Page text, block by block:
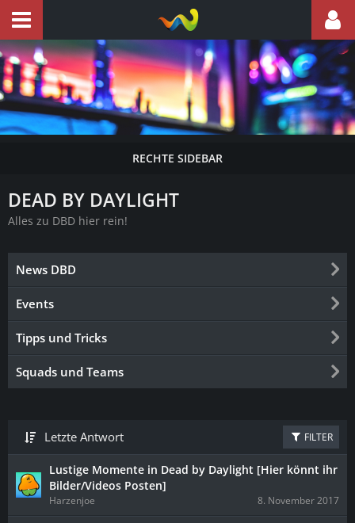
DEAD BY DAYLIGHT
Alles zu DBD hier rein!
News DBD
Events
Tipps und Tricks
Squads und Teams
Letzte Antwort FILTER
Lustige Momente in Dead by Daylight [Hier könnt ihr
Bilder/Videos Posten]
Harzenjoe 8. November 2017